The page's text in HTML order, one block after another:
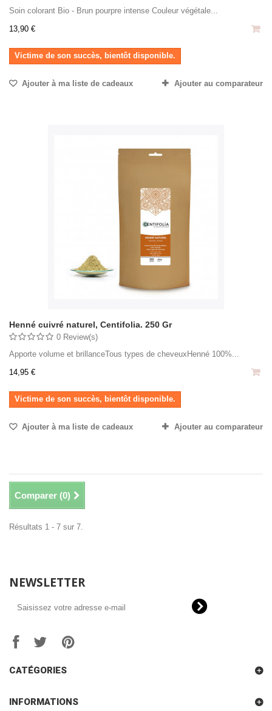
Soin colorant Bio - Brun pourpre intense Couleur végétale...
13,90 €
Victime de son succès, bientôt disponible.
Ajouter à ma liste de cadeaux Ajouter au comparateur
Henné cuivré naturel, Centifolia. 250 Gr
0 Review(s)
Apporte volume et brillanceTous types de cheveuxHenné 100%...
14,95 €
Victime de son succès, bientôt disponible.
Ajouter à ma liste de cadeaux Ajouter au comparateur
Comparer (0)
Résultats 1 - 7 sur 7.
NEWSLETTER
CATÉGORIES
INFORMATIONS